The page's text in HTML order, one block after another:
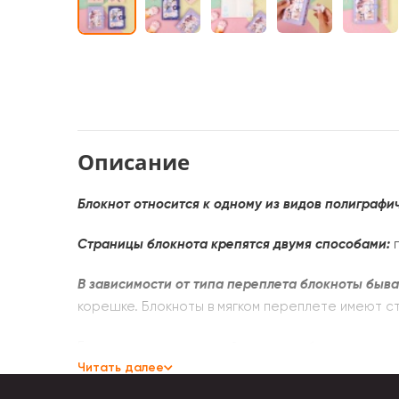
Описание
Блокнот относится к одному из видов
Страницы блокнота крепятся двумя способами:
В зависимости от типа переплета блокноты
корешке. Блокноты в мягком переплете имеют
Читать далее